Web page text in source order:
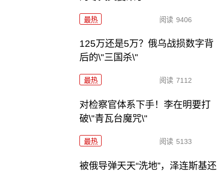
最热 阅读 9406
125万还是5万？俄乌战损数字背
后的\"三国杀\"
最热 阅读 7112
对检察官体系下手！李在明要打
破\"青瓦台魔咒\"
最热 阅读 5133
被俄导弹天天“洗地”，泽连斯基还